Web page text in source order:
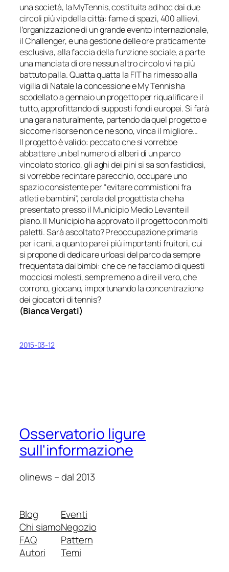
una società, la MyTennis, costituita ad hoc dai due
circoli più vip della città: fame di spazi, 400 allievi,
l’organizzazione di un grande evento internazionale,
il Challenger, e una gestione delle ore praticamente
esclusiva, alla faccia della funzione sociale, a parte
una manciata di ore nessun altro circolo vi ha più
battuto palla. Quatta quatta la FIT ha rimesso alla
vigilia di Natale la concessione e My Tennis ha
scodellato a gennaio un progetto per riqualificare il
tutto, approfittando di supposti fondi europei. Si farà
una gara naturalmente, partendo da quel progetto e
siccome risorse non ce ne sono, vinca il migliore…
Il progetto è valido: peccato che si vorrebbe
abbattere un bel numero di alberi di un parco
vincolato storico, gli aghi dei pini si sa son fastidiosi,
si vorrebbe recintare parecchio, occupare uno
spazio consistente per “evitare commistioni fra
atleti e bambini”, parola del progettista che ha
presentato presso il Municipio Medio Levante il
piano. Il Municipio ha approvato il progetto con molti
paletti. Sarà ascoltato? Preoccupazione primaria
per i cani, a quanto pare i più importanti fruitori, cui
si propone di dedicare un’oasi del parco da sempre
frequentata dai bimbi: che ce ne facciamo di questi
mocciosi molesti, sempre meno a dire il vero, che
corrono, giocano, importunando la concentrazione
dei giocatori di tennis?
(Bianca Vergati)
2015-03-12
Osservatorio ligure
sull'informazione
olinews – dal 2013
Blog
Chi siamo
FAQ
Autori
Eventi
Negozio
Pattern
Temi